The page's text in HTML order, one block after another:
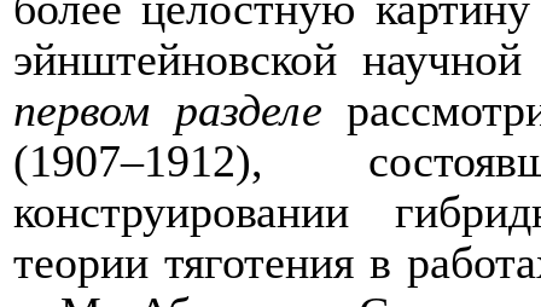
эйнштейновской
первом разделе
(1907–1912),
конструировании
теории тяготения в